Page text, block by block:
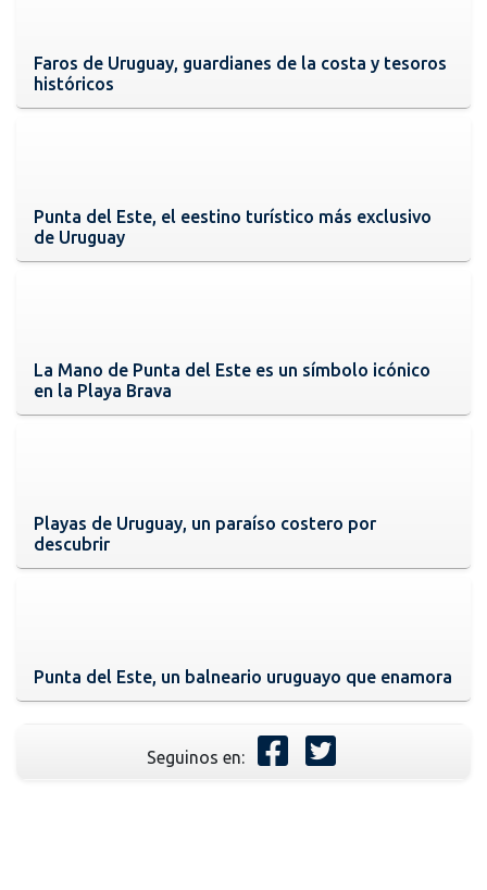
Faros de Uruguay, guardianes de la costa y tesoros
históricos
Punta del Este, el eestino turístico más exclusivo
de Uruguay
La Mano de Punta del Este es un símbolo icónico
en la Playa Brava
Playas de Uruguay, un paraíso costero por
descubrir
Punta del Este, un balneario uruguayo que enamora
Seguinos en: